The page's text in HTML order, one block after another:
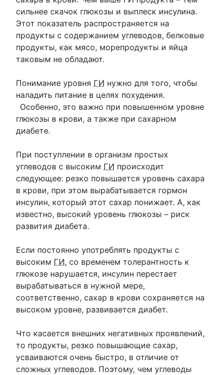
сильнее скачок глюкозы и выплеск инсулина.
Этот показатель распространяется на
продукты с содержанием углеводов, белковые
продукты, как мясо, морепродукты и яйца
таковым не обладают.
Понимание уровня ГИ нужно для того, чтобы
наладить питание в целях похудения.
Особенно, это важно при повышенном уровне
глюкозы в крови, а также при сахарном
диабете.
При поступлении в организм простых
углеводов с высоким ГИ происходит
следующее: резко повышается уровень сахара
в крови, при этом вырабатывается гормон
инсулин, который этот сахар понижает. А, как
известно, высокий уровень глюкозы – риск
развития диабета.
Если постоянно употреблять продукты с
высоким ГИ, со временем толерантность к
глюкозе нарушается, инсулин перестает
вырабатываться в нужной мере,
соответственно, сахар в крови сохраняется на
высоком уровне, развивается диабет.
Что касается внешних негативных проявлений,
то продукты, резко повышающие сахар,
усваиваются очень быстро, в отличие от
сложных углеводов. Поэтому, чем углеводы